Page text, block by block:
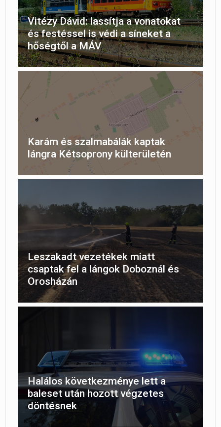
Vitézy Dávid: lassítja a vonatokat
és festéssel is védi a síneket a
hőségtől a MÁV
Karám és szalmabálák kaptak
lángra Kétsoprony külterületén
Leszakadt vezetékek miatt
csaptak fel a lángok Doboznál és
Orosházán
Halálos következménye lett a
baleset után hozott végzetes
döntésnek